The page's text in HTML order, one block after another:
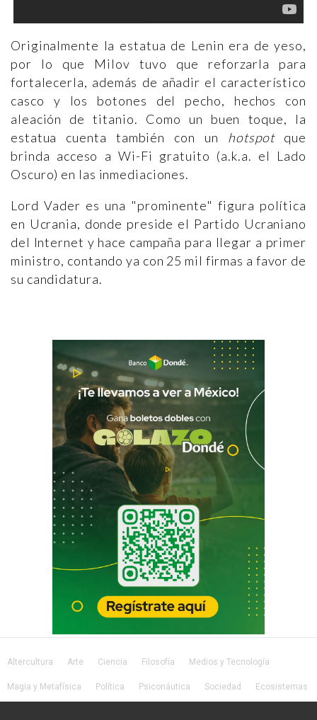
Originalmente la estatua de Lenin era de yeso,
por lo que Milov tuvo que reforzarla para
fortalecerla, además de añadir el característico
casco y los botones del pecho, hechos con
aleación de titanio. Como un buen toque, la
estatua cuenta también con un hotspotque
brinda acceso a Wi-Fi gratuito (a.k.a. el Lado
Oscuro) en las inmediaciones.
Lord Vader es una "prominente" figura política
en Ucrania, donde preside el Partido Ucraniano
del Internet y hace campaña para llegar a primer
ministro, contando ya con 25 mil firmas a favor de
su candidatura.
Altercultura Arte Ciencia Filosofía Medios y Tecnología
Magia y Metafísica Política Psiconáutica Sociedad Ecosistemas